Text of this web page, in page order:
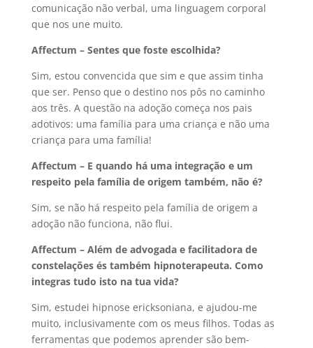
comunicação não verbal, uma linguagem corporal
que nos une muito.
Affectum – Sentes que foste escolhida?
Sim, estou convencida que sim e que assim tinha
que ser. Penso que o destino nos pôs no caminho
aos três. A questão na adoção começa nos pais
adotivos: uma família para uma criança e não uma
criança para uma família!
Affectum – E quando há uma integração e um
respeito pela família de origem também, não é?
Sim, se não há respeito pela família de origem a
adoção não funciona, não flui.
Affectum – Além de advogada e facilitadora de
constelações és também hipnoterapeuta. Como
integras tudo isto na tua vida?
Sim, estudei hipnose ericksoniana, e ajudou-me
muito, inclusivamente com os meus filhos. Todas as
ferramentas que podemos aprender são bem-